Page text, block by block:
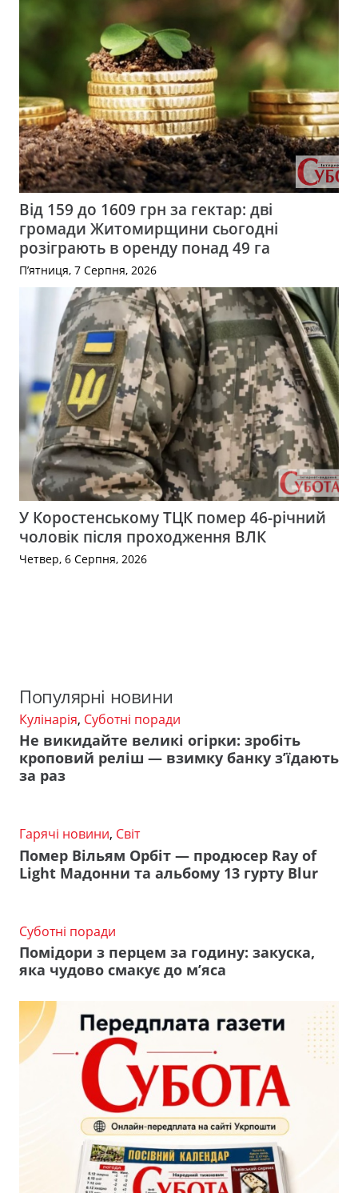
Від 159 до 1609 грн за гектар: дві
громади Житомирщини сьогодні
розіграють в оренду понад 49 га
П’ятниця, 7 Серпня, 2026
У Коростенському ТЦК помер 46-річний
чоловік після проходження ВЛК
Четвер, 6 Серпня, 2026
Популярні новини
Кулінарія, Суботні поради
Не викидайте великі огірки: зробіть
кроповий реліш — взимку банку з’їдають
за раз
Гарячі новини, Світ
Помер Вільям Орбіт — продюсер Ray of
Light Мадонни та альбому 13 гурту Blur
Суботні поради
Помідори з перцем за годину: закуска,
яка чудово смакує до м’яса